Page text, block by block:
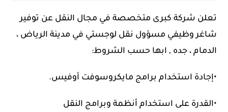
تعلن شركة كبرى متخصصة في مجال النقل عن توفير
شاغر وظيفي مسؤول نقل لوجستي في مدينة الرياض ،
الدمام ، جده , ابها حسب الشروط:
•إجادة استخدام برامج مايكروسوفت أوفيس.
•القدرة على استخدام أنظمة وبرامج النقل